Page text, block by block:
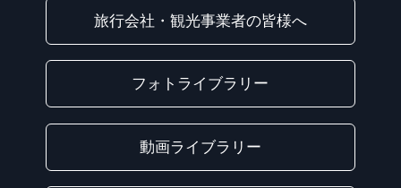
旅行会社・観光事業者の皆様へ
フォトライブラリー
動画ライブラリー